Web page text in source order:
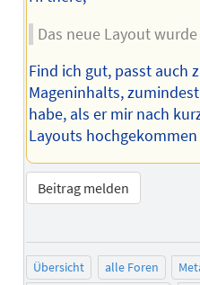
Das neue Layout
Find ich gut, passt auch
Mageninhalts,
habe, als er mir nach
Layouts hochgekommen
Beitrag melden
Übersicht alle Foren